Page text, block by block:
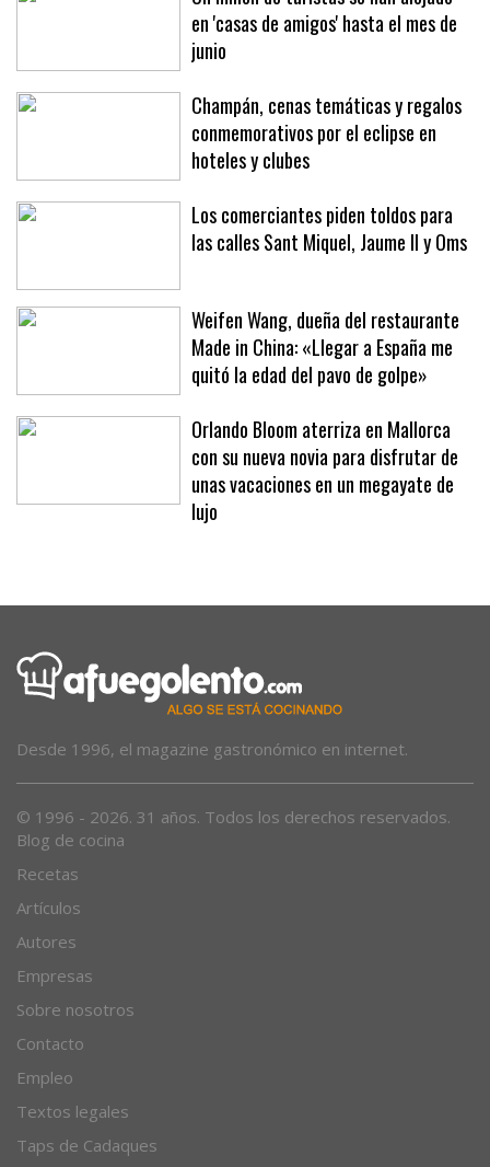
Un millón de turistas se han alojado
en 'casas de amigos' hasta el mes de
junio
Champán, cenas temáticas y regalos
conmemorativos por el eclipse en
hoteles y clubes
Los comerciantes piden toldos para
Weifen Wang, dueña del restaurante
Made in China: «Llegar a España me
quitó la edad del pavo de golpe»
Orlando Bloom aterriza en Mallorca
con su nueva novia para disfrutar de
unas vacaciones en un megayate de
Blog de cocina
Recetas
Artículos
Autores
Empresas
Sobre nosotros
Contacto
Empleo
Textos legales